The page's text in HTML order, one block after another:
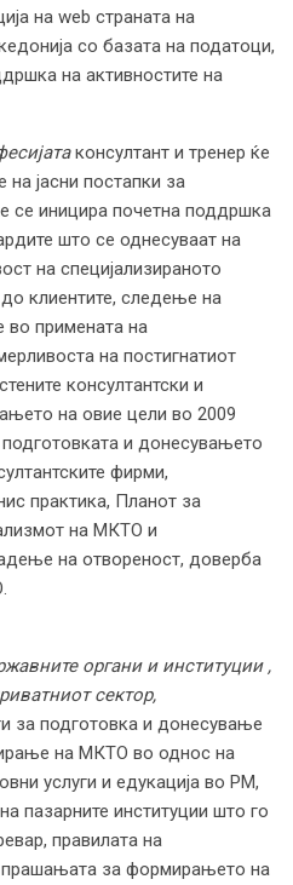
на web страната на
со базата на податоци,
на активностите на
консултант и тренер ќе
јасни постапки за
се иницира почетна поддршка
што се однесуваат на
на специјализираното
клиентите, следење на
во примената на
на постигнатиот
консултантски и
на овие цели во 2009
и донесувањето
фирми,
практика, Планот за
на МКТО и
на отвореност, доверба
органи и институции ,
сектор,
за подготовка и донесување
на МКТО во однос на
услуги и едукација во РМ,
пазарните институции што го
правилата на
прашањата за формирањето на